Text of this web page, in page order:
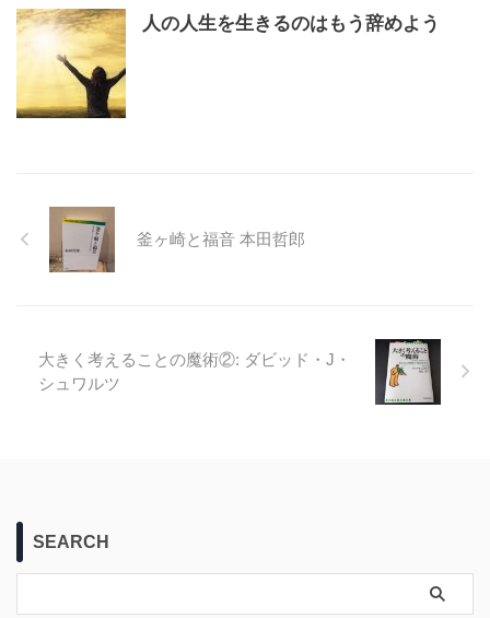
人の人生を生きるのはもう辞めよう
釜ヶ崎と福音 本田哲郎
大きく考えることの魔術②: ダビッド・J・
シュワルツ
SEARCH